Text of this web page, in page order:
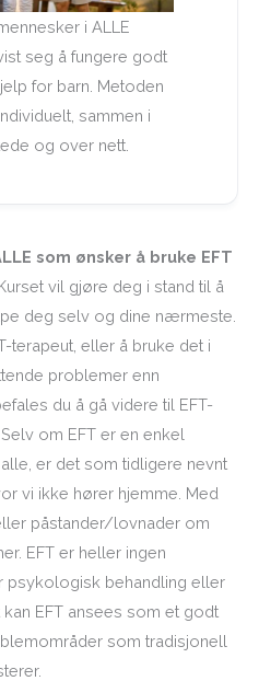
i ALLE
seg å fungere godt
for barn. Metoden
sammen i
og over nett.
som ønsker å bruke EFT
Kurset vil gjøre deg i stand til å
deg selv og dine nærmeste.
terapeut, eller å bruke det i
problemer enn
du å gå videre til EFT-
om EFT er en enkel
er det som tidligere nevnt
vi ikke hører hjemme. Med
påstander/lovnader om
EFT er heller ingen
psykologisk behandling eller
EFT ansees som et godt
som tradisjonell